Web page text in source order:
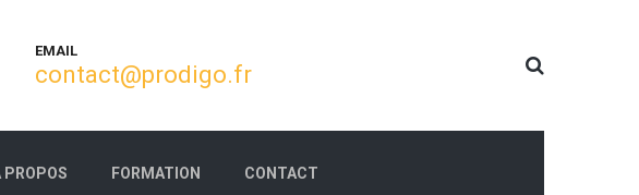
EMAIL
contact@prodigo.fr
PROPOS FORMATION CONTACT